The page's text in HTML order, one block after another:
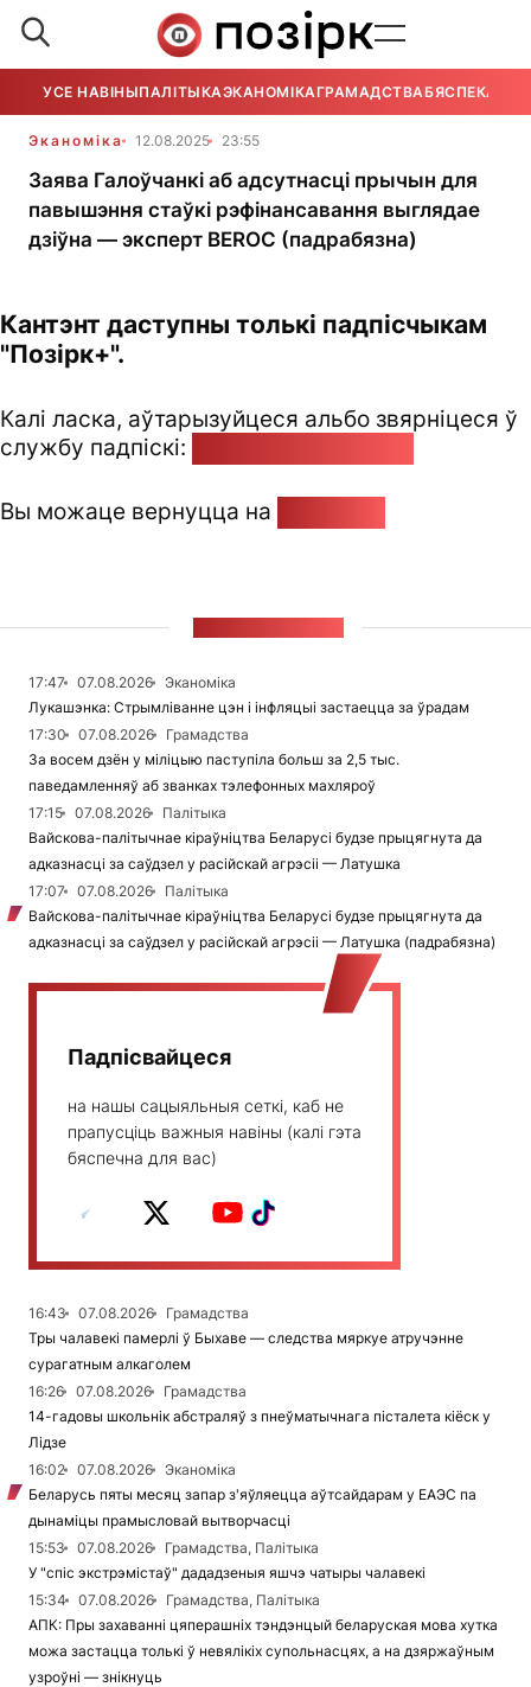
УСЕ НАВІНЫПАЛІТЫКАЭКАНОМІКАГРАМАДСТВАБЯСПЕКА
Эканоміка 12.08.2025 23:55
Заява Галоўчанкі аб адсутнасці прычын для
павышэння стаўкі рэфінансавання выглядае
дзіўна — эксперт BEROC (падрабязна)
Кантэнт даступны толькі падпісчыкам
"Позірк+".
Калі ласка, аўтарызуйцеся альбо звярніцеся ў
службу падпіскі:
Вы можаце вернуцца на
17:47 07.08.2026
Эканоміка
Лукашэнка: Стрымліванне цэн і інфляцыі застаецца за ўрадам
17:30
07.08.2026
Грамадства
За восем дзён у міліцыю паступіла больш за 2,5 тыс.
паведамленняў аб званках тэлефонных махляроў
17:15
07.08.2026
Палітыка
Вайскова-палітычнае кіраўніцтва Беларусі будзе прыцягнута да
адказнасці за саўдзел у расійскай агрэсіі — Латушка
17:07
07.08.2026
Палітыка
Вайскова-палітычнае кіраўніцтва Беларусі будзе прыцягнута да
адказнасці за саўдзел у расійскай агрэсіі — Латушка (падрабязна)
Падпісвайцеся
на нашы сацыяльныя сеткі, каб не
прапусціць важныя навіны (калі гэта
бяспечна для вас)
16:43 07.08.2026
Грамадства
Тры чалавекі памерлі ў Быхаве — следства мяркуе атручэнне
сурагатным алкаголем
16:26
07.08.2026
Грамадства
14-гадовы школьнік абстраляў з пнеўматычнага пісталета кіёск у
Лідзе
16:02
07.08.2026
Эканоміка
Беларусь пяты месяц запар з'яўляецца аўтсайдарам у ЕАЭС па
дынаміцы прамысловай вытворчасці
15:53
07.08.2026
Грамадства, Палітыка
У "спіс экстрэмістаў" дададзеныя яшчэ чатыры чалавекі
15:34
07.08.2026
Грамадства, Палітыка
АПК: Пры захаванні цяперашніх тэндэнцый беларуская мова хутка
можа застацца толькі ў невялікіх супольнасцях, а на дзяржаўным
узроўні — знікнуць